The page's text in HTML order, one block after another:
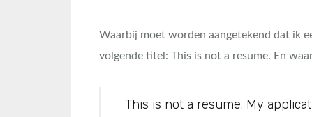
Waarbij moet worden aangetekend dat ik
volgende titel: This is not a resume. En
This is not a resume. My